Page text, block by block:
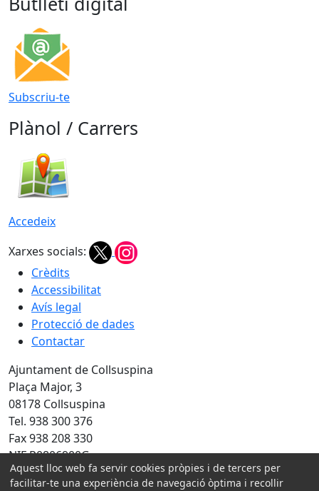
Subscriu-te
Plànol / Carrers
Accedeix
Xarxes socials:
Crèdits
Accessibilitat
Avís legal
Protecció de dades
Contactar
Ajuntament de Collsuspina
Plaça Major, 3
08178 Collsuspina
Tel. 938 300 376
Fax 938 208 330
NIF P0806900G
Amb la col·laboració de:
Aquest lloc web fa servir cookies pròpies i de tercers per
facilitar-te una experiència de navegació òptima i recollir